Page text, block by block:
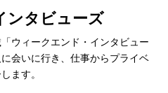
ンタビューズ
ウィークエンド・インタビュー
会いに行き、仕事からプライベ
ます。